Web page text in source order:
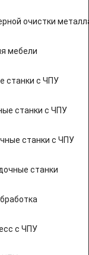
очистки
мебели
станки с ЧПУ
станки с ЧПУ
станки с ЧПУ
станки
с ЧПУ